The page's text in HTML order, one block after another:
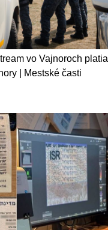
vo Vajnoroch
| Mestské časti